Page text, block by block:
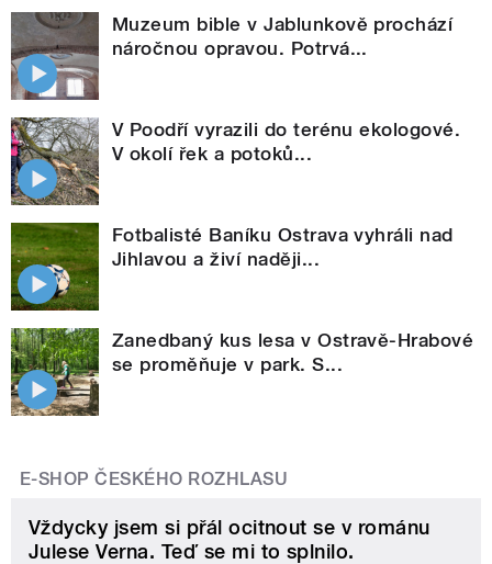
Muzeum bible v Jablunkově prochází
náročnou opravou. Potrvá...
V Poodří vyrazili do terénu ekologové.
V okolí řek a potoků...
Fotbalisté Baníku Ostrava vyhráli nad
Jihlavou a živí naději...
Zanedbaný kus lesa v Ostravě-Hrabové
se proměňuje v park. S...
E-SHOP ČESKÉHO ROZHLASU
Vždycky jsem si přál ocitnout se v románu
Julese Verna. Teď se mi to splnilo.